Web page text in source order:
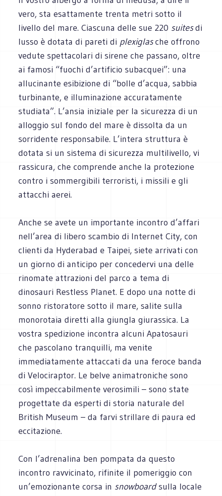
vero, sta esattamente trenta metri sotto il
livello del mare. Ciascuna delle sue 220 suitesdi
lusso è dotata di pareti di plexiglasche offrono
vedute spettacolari di sirene che passano, oltre
ai famosi “fuochi d’artificio subacquei”: una
allucinante esibizione di “bolle d’acqua, sabbia
turbinante, e illuminazione accuratamente
studiata”. L’ansia iniziale per la sicurezza di un
alloggio sul fondo del mare è dissolta da un
sorridente responsabile. L’intera struttura è
dotata si un sistema di sicurezza multilivello, vi
rassicura, che comprende anche la protezione
contro i sommergibili terroristi, i missili e gli
attacchi aerei.
Anche se avete un importante incontro d’affari
nell’area di libero scambio di Internet City, con
clienti da Hyderabad e Taipei, siete arrivati con
un giorno di anticipo per concedervi una delle
rinomate attrazioni del parco a tema di
dinosauri Restless Planet. E dopo una notte di
sonno ristoratore sotto il mare, salite sulla
monorotaia diretti alla giungla giurassica. La
vostra spedizione incontra alcuni Apatosauri
che pascolano tranquilli, ma venite
immediatamente attaccati da una feroce banda
di Velociraptor. Le belve animatroniche sono
così impeccabilmente verosimili – sono state
progettate da esperti di storia naturale del
British Museum – da farvi strillare di paura ed
eccitazione.
Con l’adrenalina ben pompata da questo
incontro ravvicinato, rifinite il pomeriggio con
un’emozionante corsa in snowboardsulla locale